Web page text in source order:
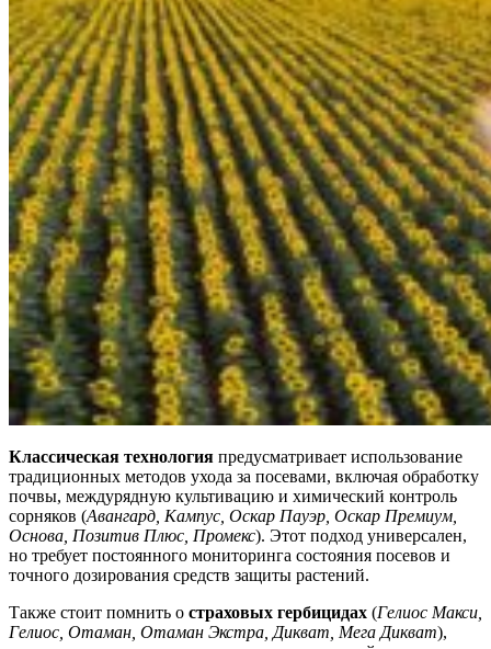
Классическая технология предусматривает использование
традиционных методов ухода за посевами, включая обработку
почвы, междурядную культивацию и химический контроль
сорняков (Авангард, Кампус, Оскар Пауэр, Оскар Премиум,
Основа, Позитив Плюс, Промекс). Этот подход универсален,
но требует постоянного мониторинга состояния посевов и
точного дозирования средств защиты растений.
Также стоит помнить о страховых гербицидах (Гелиос Макси,
Гелиос, Отаман, Отаман Экстра, Дикват, Мега Дикват),